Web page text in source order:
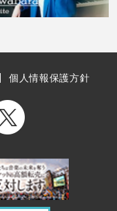
個人情報保護方針